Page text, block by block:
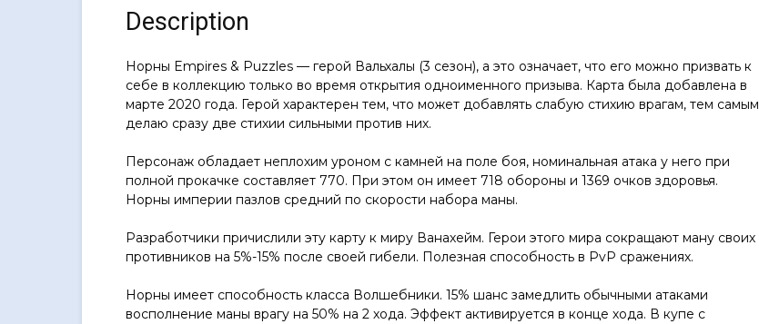
Description
Норны Empires & Puzzles — герой Вальхалы (3 сезон), а это означает, что его можно призвать к
себе в коллекцию только во время открытия одноименного призыва. Карта была добавлена в
марте 2020 года. Герой характерен тем, что может добавлять слабую стихию врагам, тем самым
делаю сразу две стихии сильными против них.
Персонаж обладает неплохим уроном с камней на поле боя, номинальная атака у него при
полной прокачке составляет 770. При этом он имеет 718 обороны и 1369 очков здоровья.
Норны империи пазлов средний по скорости набора маны.
Разработчики причислили эту карту к миру Ванахейм. Герои этого мира сокращают ману своих
противников на 5%-15% после своей гибели. Полезная способность в PvP сражениях.
Норны имеет способность класса Волшебники. 15% шанс замедлить обычными атаками
восполнение маны врагу на 50% на 2 хода. Эффект активируется в конце хода. В купе с